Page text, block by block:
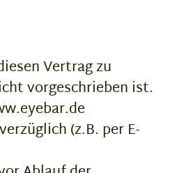
Vertrag zu
vorgeschrieben ist.
(z.B. per E-